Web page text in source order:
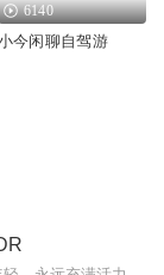
6140
今闲聊自驾游